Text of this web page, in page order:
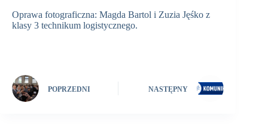
Oprawa fotograficzna: Magda Bartol i Zuzia Jęśko z
klasy 3 technikum logistycznego.
POPRZEDNI NASTĘPNY